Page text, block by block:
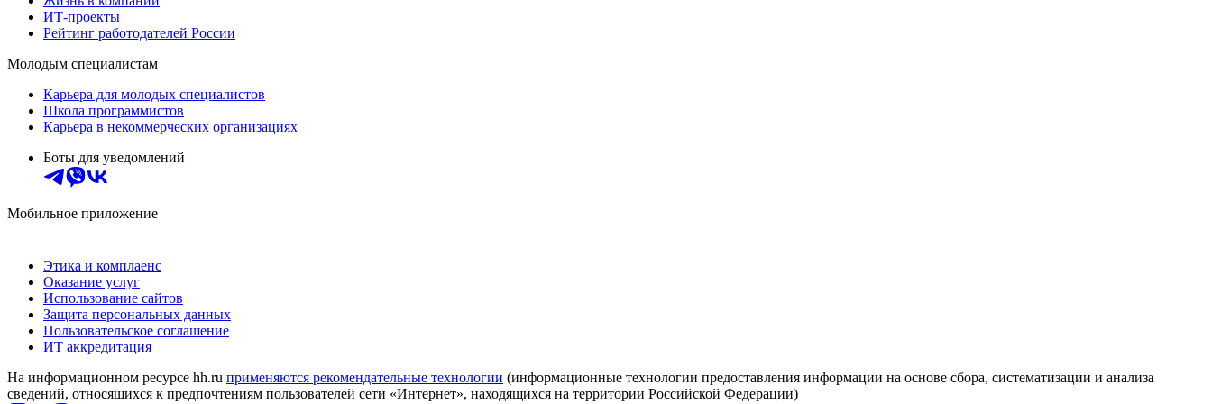
ИТ-проекты
Рейтинг работодателей России
Молодым специалистам
Карьера для молодых специалистов
Школа программистов
Карьера в некоммерческих организациях
Боты для уведомлений
Мобильное приложение
Этика и комплаенс
Оказание услуг
Использование сайтов
Защита персональных данных
Пользовательское соглашение
ИТ аккредитация
На информационном ресурсе hh.ru применяются рекомендательные технологии (информационные технологии предоставления информации на основе сбора, систематизации и анализа
сведений, относящихся к предпочтениям пользователей сети «Интернет», находящихся на территории Российской Федерации)